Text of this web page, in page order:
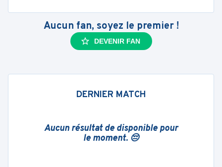
Aucun fan, soyez le premier !
DEVENIR FAN
DERNIER MATCH
Aucun résultat de disponible pour
le moment. 😔